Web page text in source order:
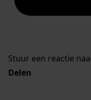
Stuur een reactie
Delen